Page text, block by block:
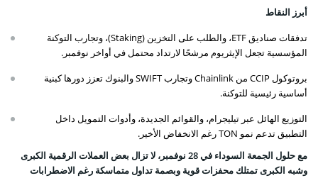
أبرز النقاط
تدفقات صناديق ETF، والطلب على التخزين (Staking)، وتجارب التوكنة
المؤسسية تجعل الإيثريوم مرشحًا لارتداد محتمل في أواخر نوفمبر.
بروتوكول CCIP من Chainlink وتجارب SWIFT والبنوك تعزز دورها كبنية
أساسية رئيسية للتوكنة.
التوزيع الهائل عبر تيليجرام، والقوائم الجديدة، وأدوات التمويل داخل
التطبيق تدعم نمو TON رغم الانخفاض الأخير.
مع حلول الجمعة السوداء في 28 نوفمبر، لا تزال بعض العملات الرقمية الكبرى
وشبه الكبرى تمتلك محفزات قوية وبصمة تداول متماسكة رغم الاضطرابات